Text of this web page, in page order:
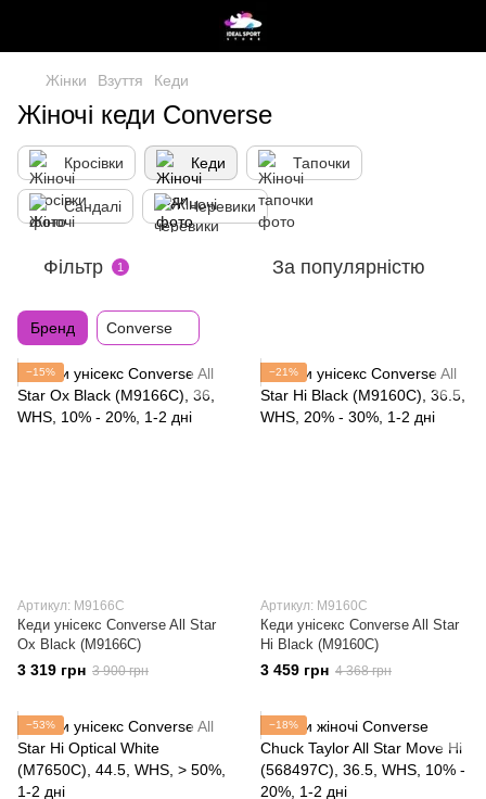
Жінки Взуття Кеди
Жіночі кеди Converse
Кросівки Кеди Тапочки
Сандалі Черевики
Фільтр 1 За популярністю
Бренд Converse
−15%
Артикул: M9166C
Кеди унісекс Converse All Star
Ox Black (M9166C)
3 319 грн 3 900 грн
−21%
Артикул: M9160C
Кеди унісекс Converse All Star
Hi Black (M9160C)
3 459 грн 4 368 грн
−53% −18%